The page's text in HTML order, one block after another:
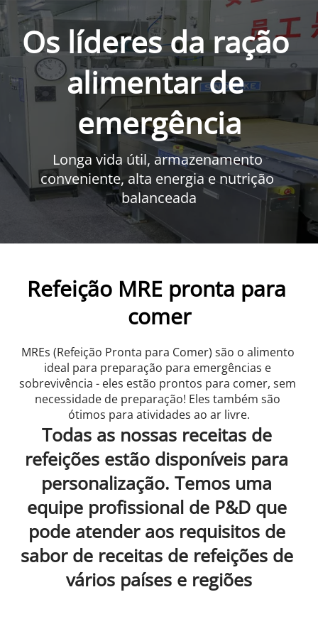
Os líderes da ração
alimentar de
emergência
Longa vida útil, armazenamento
conveniente, alta energia e nutrição
balanceada
Refeição MRE pronta para
comer
MREs (Refeição Pronta para Comer) são o alimento
ideal para preparação para emergências e
sobrevivência - eles estão prontos para comer, sem
necessidade de preparação! Eles também são
ótimos para atividades ao ar livre.
Todas as nossas receitas de
refeições estão disponíveis para
personalização. Temos uma
equipe profissional de P&D que
pode atender aos requisitos de
sabor de receitas de refeições de
vários países e regiões